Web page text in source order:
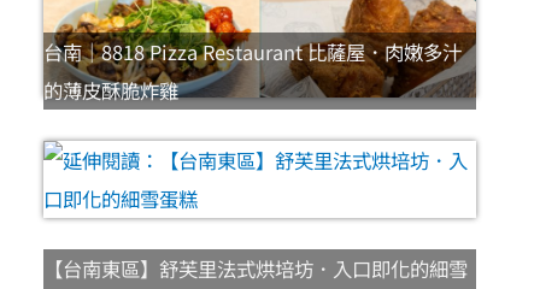
台南｜8818 Pizza Restaurant 比薩屋．肉嫩多汁
的薄皮酥脆炸雞
【台南東區】舒芙里法式烘培坊．入口即化的細雪